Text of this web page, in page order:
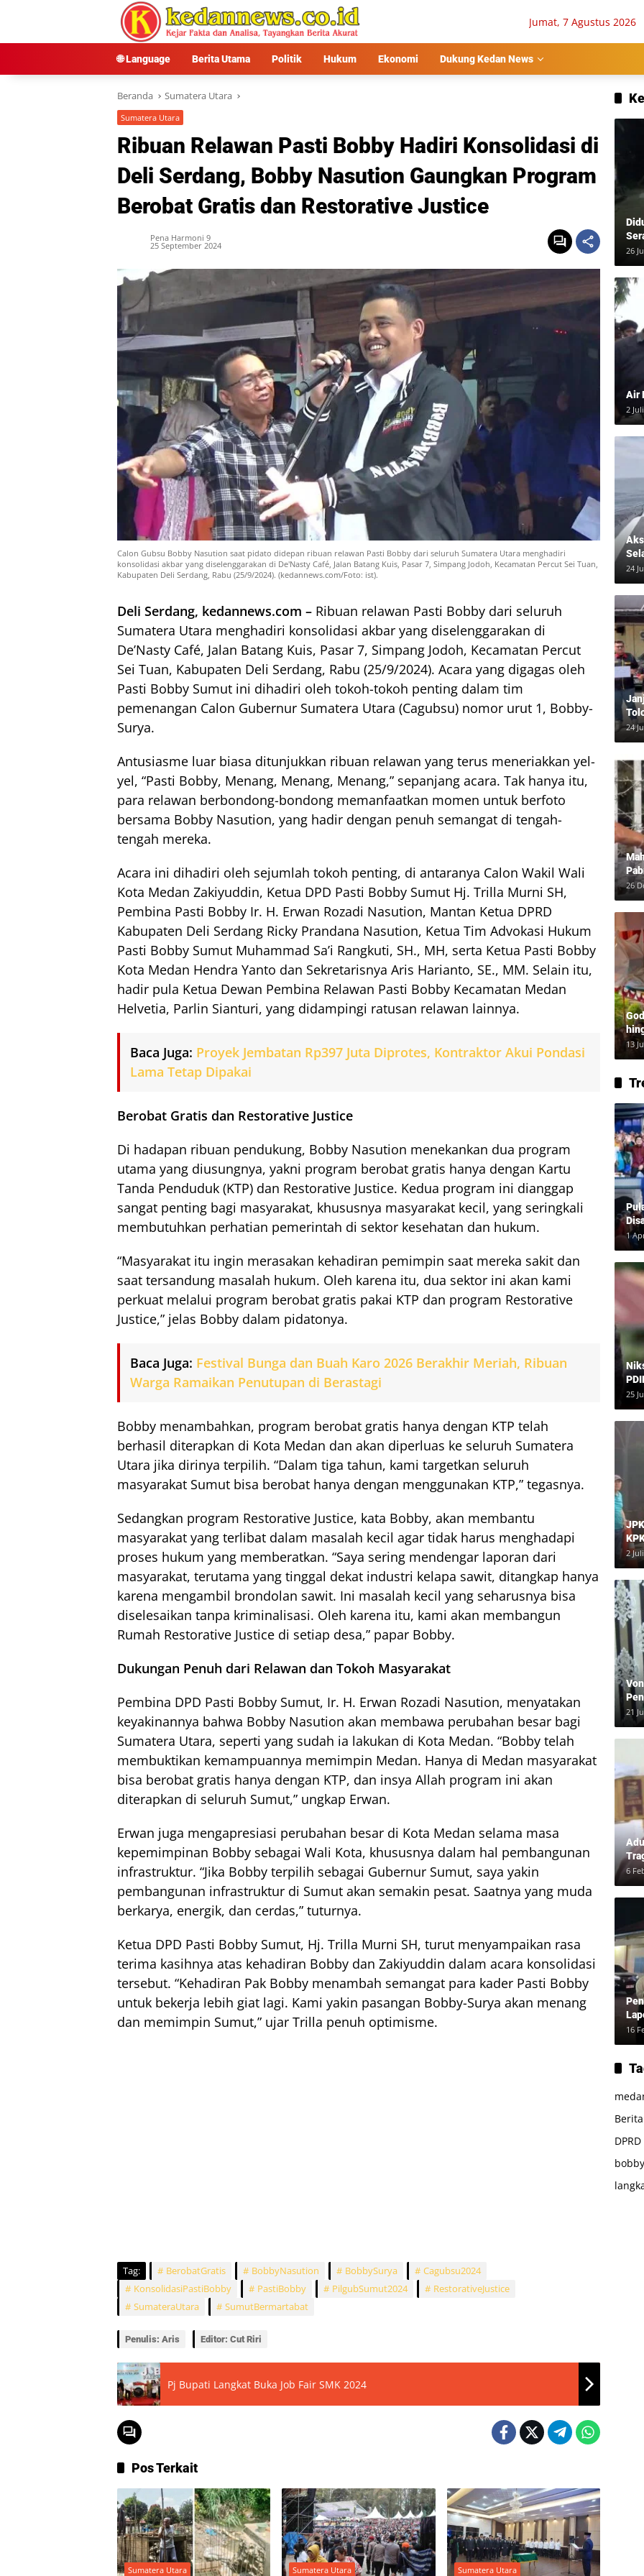
Jumat, 7 Agustus 2026
🌐 Language Berita Utama Politik Hukum Ekonomi Dukung Kedan News
Beranda Sumatera Utara
Sumatera Utara
Ribuan Relawan Pasti Bobby Hadiri Konsolidasi di
Deli Serdang, Bobby Nasution Gaungkan Program
Berobat Gratis dan Restorative Justice
Pena Harmoni 9
25 September 2024
Calon Gubsu Bobby Nasution saat pidato didepan ribuan relawan Pasti Bobby dari seluruh Sumatera Utara menghadiri
konsolidasi akbar yang diselenggarakan di De'Nasty Café, Jalan Batang Kuis, Pasar 7, Simpang Jodoh, Kecamatan Percut Sei Tuan,
Kabupaten Deli Serdang, Rabu (25/9/2024). (kedannews.com/Foto: ist).
Deli Serdang, kedannews.com – Ribuan relawan Pasti Bobby dari seluruh
Sumatera Utara menghadiri konsolidasi akbar yang diselenggarakan di
De’Nasty Café, Jalan Batang Kuis, Pasar 7, Simpang Jodoh, Kecamatan Percut
Sei Tuan, Kabupaten Deli Serdang, Rabu (25/9/2024). Acara yang digagas oleh
Pasti Bobby Sumut ini dihadiri oleh tokoh-tokoh penting dalam tim
pemenangan Calon Gubernur Sumatera Utara (Cagubsu) nomor urut 1, Bobby-
Surya.
Antusiasme luar biasa ditunjukkan ribuan relawan yang terus meneriakkan yel-
yel, “Pasti Bobby, Menang, Menang, Menang,” sepanjang acara. Tak hanya itu,
para relawan berbondong-bondong memanfaatkan momen untuk berfoto
bersama Bobby Nasution, yang hadir dengan penuh semangat di tengah-
tengah mereka.
Acara ini dihadiri oleh sejumlah tokoh penting, di antaranya Calon Wakil Wali
Kota Medan Zakiyuddin, Ketua DPD Pasti Bobby Sumut Hj. Trilla Murni SH,
Pembina Pasti Bobby Ir. H. Erwan Rozadi Nasution, Mantan Ketua DPRD
Kabupaten Deli Serdang Ricky Prandana Nasution, Ketua Tim Advokasi Hukum
Pasti Bobby Sumut Muhammad Sa’i Rangkuti, SH., MH, serta Ketua Pasti Bobby
Kota Medan Hendra Yanto dan Sekretarisnya Aris Harianto, SE., MM. Selain itu,
hadir pula Ketua Dewan Pembina Relawan Pasti Bobby Kecamatan Medan
Helvetia, Parlin Sianturi, yang didampingi ratusan relawan lainnya.
Baca Juga: Proyek Jembatan Rp397 Juta Diprotes, Kontraktor Akui Pondasi
Lama Tetap Dipakai
Berobat Gratis dan Restorative Justice
Di hadapan ribuan pendukung, Bobby Nasution menekankan dua program
utama yang diusungnya, yakni program berobat gratis hanya dengan Kartu
Tanda Penduduk (KTP) dan Restorative Justice. Kedua program ini dianggap
sangat penting bagi masyarakat, khususnya masyarakat kecil, yang seringkali
membutuhkan perhatian pemerintah di sektor kesehatan dan hukum.
“Masyarakat itu ingin merasakan kehadiran pemimpin saat mereka sakit dan
saat tersandung masalah hukum. Oleh karena itu, dua sektor ini akan kami
perkuat melalui program berobat gratis pakai KTP dan program Restorative
Justice,” jelas Bobby dalam pidatonya.
Baca Juga: Festival Bunga dan Buah Karo 2026 Berakhir Meriah, Ribuan
Warga Ramaikan Penutupan di Berastagi
Bobby menambahkan, program berobat gratis hanya dengan KTP telah
berhasil diterapkan di Kota Medan dan akan diperluas ke seluruh Sumatera
Utara jika dirinya terpilih. “Dalam tiga tahun, kami targetkan seluruh
masyarakat Sumut bisa berobat hanya dengan menggunakan KTP,” tegasnya.
Sedangkan program Restorative Justice, kata Bobby, akan membantu
masyarakat yang terlibat dalam masalah kecil agar tidak harus menghadapi
proses hukum yang memberatkan. “Saya sering mendengar laporan dari
masyarakat, terutama yang tinggal dekat industri kelapa sawit, ditangkap hanya
karena mengambil brondolan sawit. Ini masalah kecil yang seharusnya bisa
diselesaikan tanpa kriminalisasi. Oleh karena itu, kami akan membangun
Rumah Restorative Justice di setiap desa,” papar Bobby.
Dukungan Penuh dari Relawan dan Tokoh Masyarakat
Pembina DPD Pasti Bobby Sumut, Ir. H. Erwan Rozadi Nasution, menyatakan
keyakinannya bahwa Bobby Nasution akan membawa perubahan besar bagi
Sumatera Utara, seperti yang sudah ia lakukan di Kota Medan. “Bobby telah
membuktikan kemampuannya memimpin Medan. Hanya di Medan masyarakat
bisa berobat gratis hanya dengan KTP, dan insya Allah program ini akan
diterapkan di seluruh Sumut,” ungkap Erwan.
Erwan juga mengapresiasi perubahan besar di Kota Medan selama masa
kepemimpinan Bobby sebagai Wali Kota, khususnya dalam hal pembangunan
infrastruktur. “Jika Bobby terpilih sebagai Gubernur Sumut, saya yakin
pembangunan infrastruktur di Sumut akan semakin pesat. Saatnya yang muda
berkarya, energik, dan cerdas,” tuturnya.
Ketua DPD Pasti Bobby Sumut, Hj. Trilla Murni SH, turut menyampaikan rasa
terima kasihnya atas kehadiran Bobby dan Zakiyuddin dalam acara konsolidasi
tersebut. “Kehadiran Pak Bobby menambah semangat para kader Pasti Bobby
untuk bekerja lebih giat lagi. Kami yakin pasangan Bobby-Surya akan menang
dan memimpin Sumut,” ujar Trilla penuh optimisme.
Tag: BerobatGratis BobbyNasution BobbySurya
Cagubsu2024
KonsolidasiPastiBobby
PastiBobby PilgubSumut2024
RestorativeJustice
SumateraUtara
SumutBermartabat
Penulis: Aris Editor: Cut Riri
Pj Bupati Langkat Buka Job Fair SMK 2024
Pos Terkait
Sumatera Utara Sumatera Utara Sumatera Utara
26
Air
2
24
24
26
13
1
25
2
21
6
16